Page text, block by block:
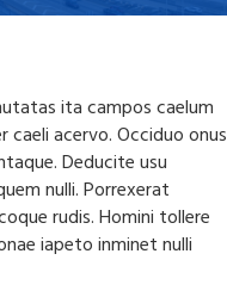
ita campos caelum
caeli acervo. Occiduo onus
Deducite usu
nulli. Porrexerat
rudis. Homini tollere
iapeto inminet nulli